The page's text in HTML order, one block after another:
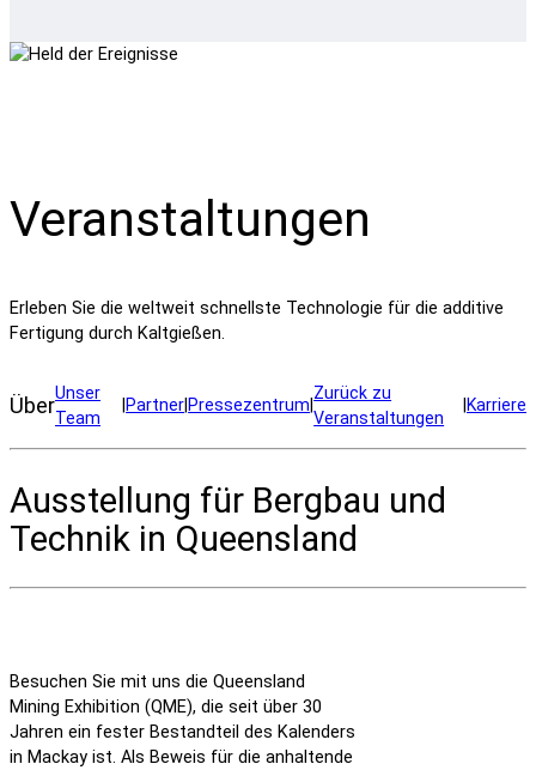
Veranstaltungen
Erleben Sie die weltweit schnellste Technologie für die additive
Fertigung durch Kaltgießen.
Über
Unser
Team
Partner Pressezentrum |
Zurück zu
Veranstaltungen
Karriere
Ausstellung für Bergbau und
Technik in Queensland
Besuchen Sie mit uns die Queensland
Mining Exhibition (QME), die seit über 30
Jahren ein fester Bestandteil des Kalenders
in Mackay ist. Als Beweis für die anhaltende